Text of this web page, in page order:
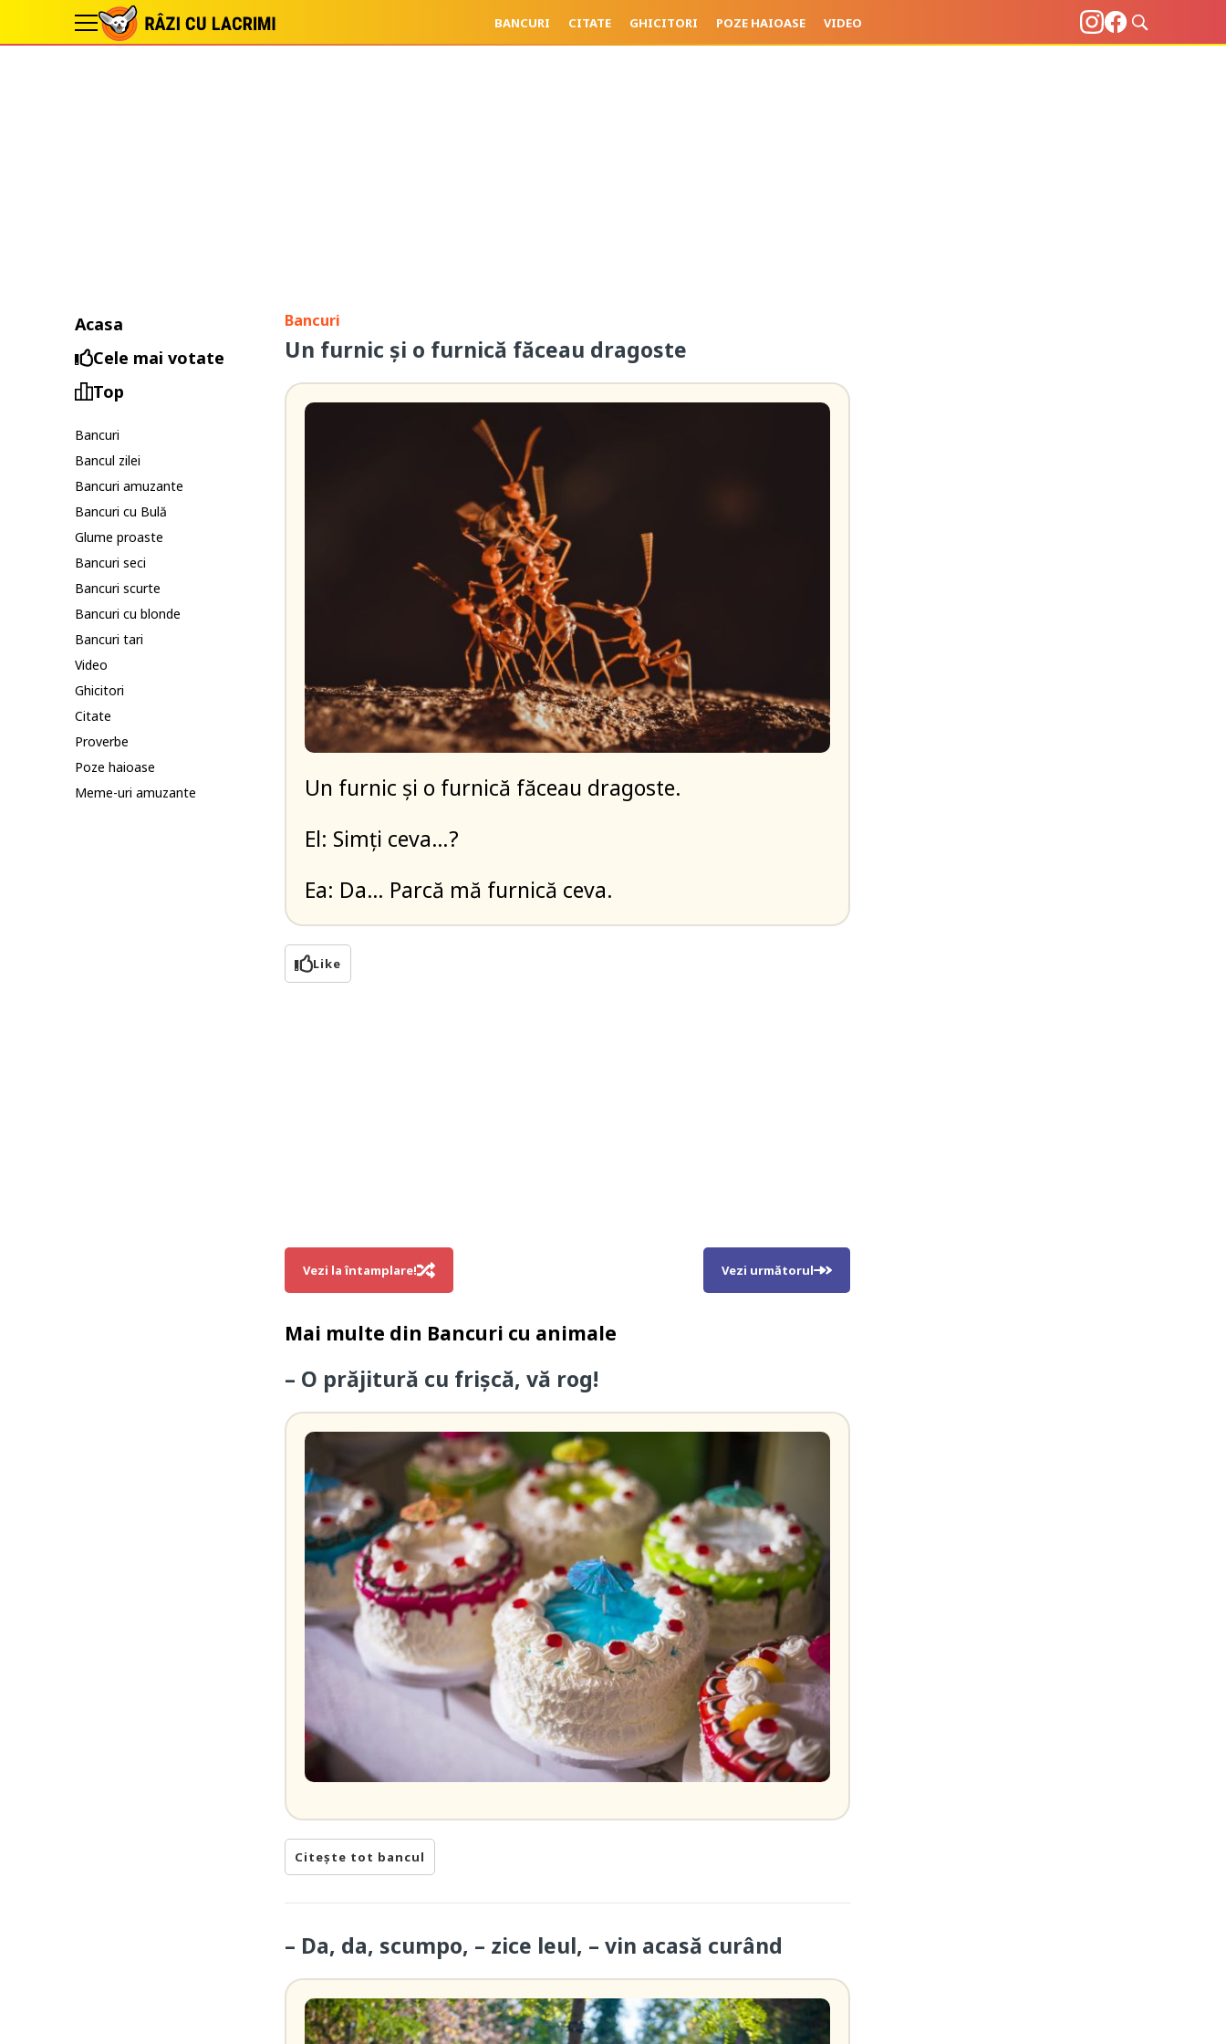
BANCURI CITATE GHICITORI POZE HAIOASE VIDEO
Acasa
Cele mai votate
Top
Bancuri
Bancul zilei
Bancuri amuzante
Bancuri cu Bulă
Glume proaste
Bancuri seci
Bancuri scurte
Bancuri cu blonde
Bancuri tari
Video
Ghicitori
Citate
Proverbe
Poze haioase
Meme-uri amuzante
Bancuri
Un furnic și o furnică făceau dragoste
Un furnic și o furnică făceau dragoste.
El: Simți ceva…?
Ea: Da… Parcă mă furnică ceva.
Like
Vezi la întamplare! Vezi următorul
Mai multe din Bancuri cu animale
– O prăjitură cu frişcă, vă rog!
Citește tot bancul
– Da, da, scumpo, – zice leul, – vin acasă curând